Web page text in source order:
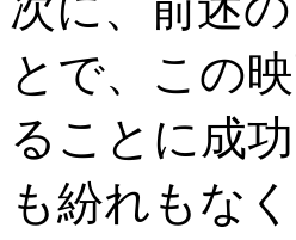
とで、この
ることに成
も紛れもな